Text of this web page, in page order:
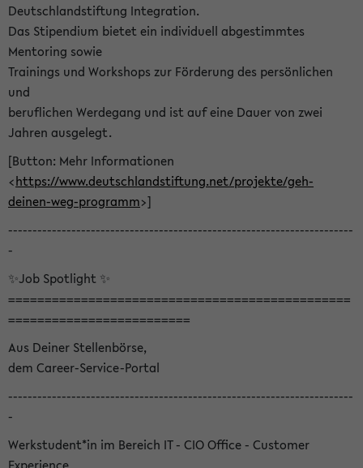
Deutschlandstiftung Integration.
Das Stipendium bietet ein individuell abgestimmtes
Mentoring sowie
Trainings und Workshops zur Förderung des persönlichen
und
beruflichen Werdegang und ist auf eine Dauer von zwei
Jahren ausgelegt.
[Button: Mehr Informationen
<https://www.deutschlandstiftung.net/projekte/geh-
deinen-weg-programm>]
-----------------------------------------------------------------------
-
✨Job Spotlight ✨
===============================================
=========================
Aus Deiner Stellenbörse,
dem Career-Service-Portal
-----------------------------------------------------------------------
-
Werkstudent*in im Bereich IT - CIO Office - Customer